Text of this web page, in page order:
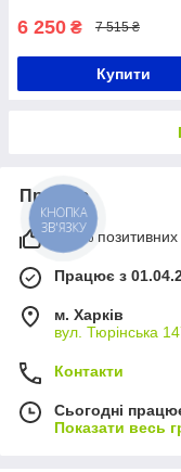
6 250 ₴ 7 515 ₴
Купити
Про нас
100% позитивних
Працює з
м. Харків
вул. Тюрінська
Контакти
Сьогодні
Показати весь
КНОПКА
ЗВ'ЯЗКУ